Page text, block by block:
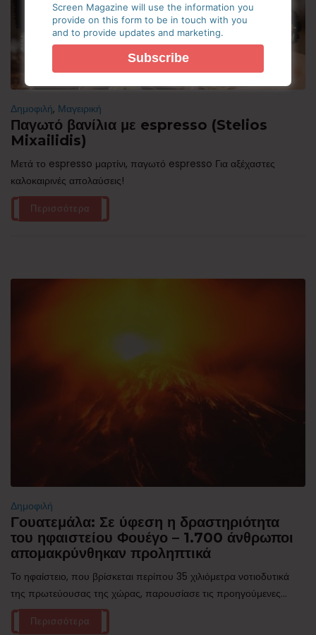
Δημοφιλή, Μαγειρική
Παγωτό βανίλια με espresso (Stelios
Mixailidis)
Μετά το espresso μαρτίνι, παγωτό espresso Για αξέχαστες
καλοκαιρινές απολαύσεις!
Περισσότερα
Δημοφιλή
Γουατεμάλα: Σε ύφεση η δραστηριότητα
του ηφαιστείου Φουέγο – 1.700 άνθρωποι
απομακρύνθηκαν προληπτικά
Το ηφαίστειο, που βρίσκεται περίπου 35 χιλιόμετρα νοτιοδυτικά
της πρωτεύουσας της χώρας, παρουσίασε τις προηγούμενες...
Περισσότερα
Screen Magazine will use the information you
provide on this form to be in touch with you
and to provide updates and marketing.